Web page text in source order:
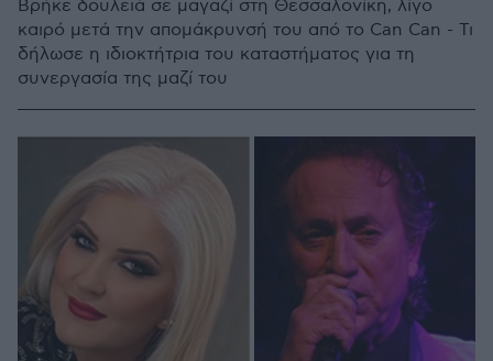
Βρήκε δουλειά σε μαγαζί στη Θεσσαλονίκη, λίγο
καιρό μετά την απομάκρυνσή του από το Can Can - Τι
δήλωσε η ιδιοκτήτρια του καταστήματος για τη
συνεργασία της μαζί του